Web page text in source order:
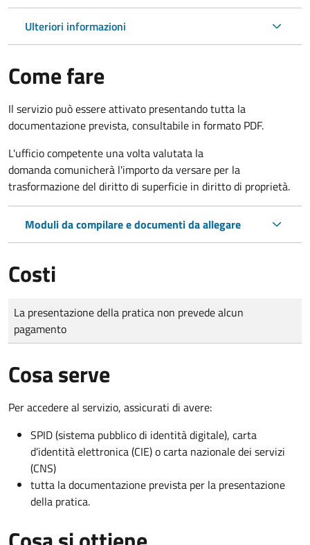
Ulteriori informazioni
Come fare
Il servizio può essere attivato presentando tutta la
documentazione prevista, consultabile in formato PDF.
L'ufficio competente una volta valutata la
domanda comunicherà l'importo da versare per la
trasformazione del diritto di superficie in diritto di proprietà.
Moduli da compilare e documenti da allegare
Costi
Tipo di pagamento
Importo
La presentazione della pratica non prevede alcun
pagamento
Cosa serve
Per accedere al servizio, assicurati di avere:
SPID (sistema pubblico di identità digitale), carta
d’identità elettronica (CIE) o carta nazionale dei servizi
(CNS)
tutta la documentazione prevista per la presentazione
della pratica.